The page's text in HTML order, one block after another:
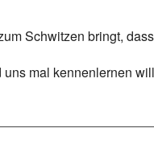
Schwitzen bringt,
mal kennenlernen